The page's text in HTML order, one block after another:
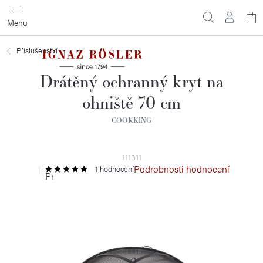
Přejít
na
obsah
Příslušenství
Drátěný ochranný kryt na
ohniště 70 cm
COOKKING
111311
Průměrné
hodnocení
1 hodnoceníPodrobnosti hodnocení